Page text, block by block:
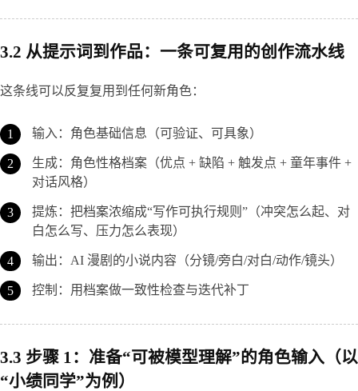
3.2 从提示词到作品：一条可复用的创作流水线
这条线可以反复复用到任何新角色：
输入：角色基础信息（可验证、可具象）
生成：角色性格档案（优点 + 缺陷 + 触发点 + 童年事件 +
对话风格）
提炼：把档案浓缩成“写作可执行规则”（冲突怎么起、对
白怎么写、压力怎么表现）
输出：AI 漫剧的小说内容（分镜/旁白/对白/动作/镜头）
控制：用档案做一致性检查与迭代补丁
3.3 步骤 1：准备“可被模型理解”的角色输入（以
“小绩同学”为例）